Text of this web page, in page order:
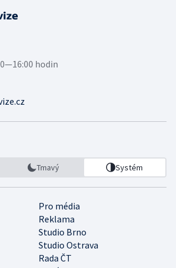
hodin
Tmavý Systém
Pro média
Reklama
Studio Brno
Studio Ostrava
Rada ČT